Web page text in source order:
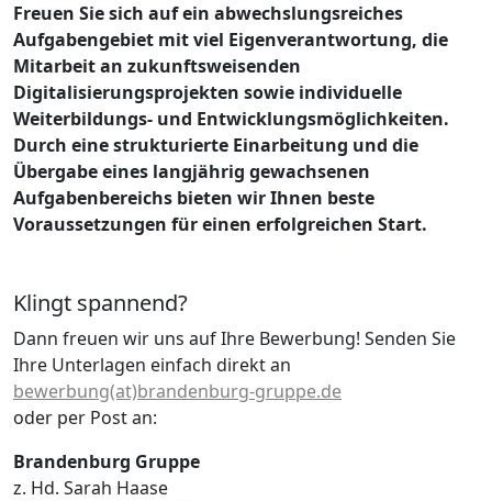
Freuen Sie sich auf ein abwechslungsreiches
Aufgabengebiet mit viel Eigenverantwortung, die
Mitarbeit an zukunftsweisenden
Digitalisierungsprojekten sowie individuelle
Weiterbildungs- und Entwicklungsmöglichkeiten.
Durch eine strukturierte Einarbeitung und die
Übergabe eines langjährig gewachsenen
Aufgabenbereichs bieten wir Ihnen beste
Voraussetzungen für einen erfolgreichen Start.
Klingt spannend?
Dann freuen wir uns auf Ihre Bewerbung! Senden Sie
Ihre Unterlagen einfach direkt an
bewerbung(at)brandenburg-gruppe.de
oder per Post an:
Brandenburg Gruppe
z. Hd. Sarah Haase